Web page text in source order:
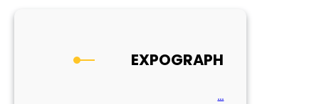
EXPOGRAPH
…